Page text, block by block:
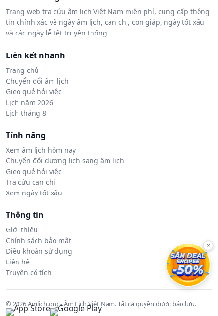
Trang web tra cứu âm lịch Việt Nam miễn phí, cung cấp thông
tin chính xác về ngày âm lịch, can chi, con giáp, ngày tốt xấu
và các ngày lễ tết truyền thống.
Liên kết nhanh
Trang chủ
Chuyển đổi âm lịch
Gieo quẻ hỏi việc
Lịch năm 2026
Lịch tháng 8
Tính năng
Xem âm lịch hôm nay
Chuyển đổi dương lịch sang âm lịch
Gieo quẻ hỏi việc
Tra cứu can chi
Xem ngày tốt xấu
Thông tin
Giới thiệu
Chính sách bảo mật
Điều khoản sử dụng
Liên hệ
Truyện cổ tích
© 2026 Amlich.org - Âm Lịch Việt Nam. Tất cả quyền được bảo lưu.
×